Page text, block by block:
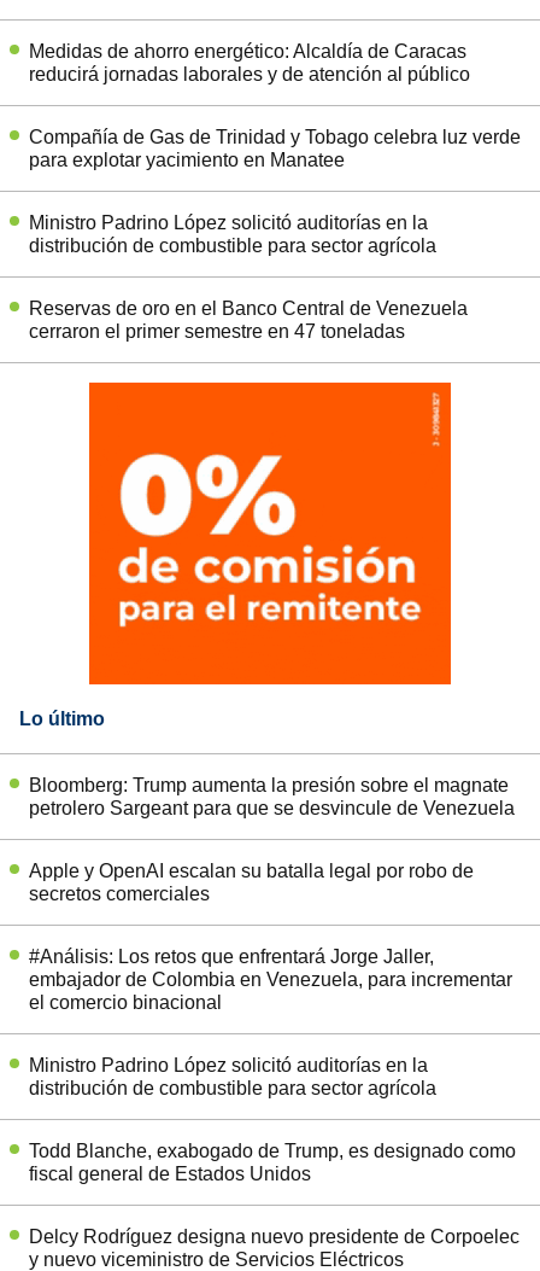
Medidas de ahorro energético: Alcaldía de Caracas
reducirá jornadas laborales y de atención al público
Compañía de Gas de Trinidad y Tobago celebra luz verde
para explotar yacimiento en Manatee
Ministro Padrino López solicitó auditorías en la
distribución de combustible para sector agrícola
Reservas de oro en el Banco Central de Venezuela
cerraron el primer semestre en 47 toneladas
Lo último
Bloomberg: Trump aumenta la presión sobre el magnate
petrolero Sargeant para que se desvincule de Venezuela
Apple y OpenAI escalan su batalla legal por robo de
secretos comerciales
#Análisis: Los retos que enfrentará Jorge Jaller,
embajador de Colombia en Venezuela, para incrementar
el comercio binacional
Ministro Padrino López solicitó auditorías en la
distribución de combustible para sector agrícola
Todd Blanche, exabogado de Trump, es designado como
fiscal general de Estados Unidos
Delcy Rodríguez designa nuevo presidente de Corpoelec
y nuevo viceministro de Servicios Eléctricos